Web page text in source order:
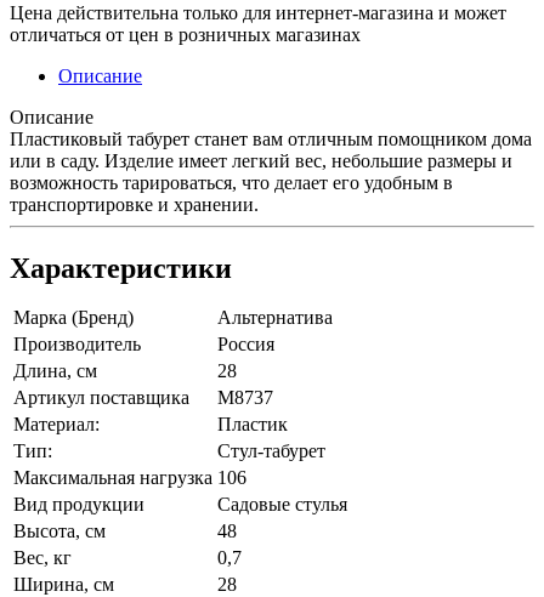
Цена действительна только для интернет-магазина и может
отличаться от цен в розничных магазинах
Описание
Описание
Пластиковый табурет станет вам отличным помощником дома
или в саду. Изделие имеет легкий вес, небольшие размеры и
возможность тарироваться, что делает его удобным в
транспортировке и хранении.
Характеристики
Марка (Бренд)
Альтернатива
Производитель
Россия
Длина, см
28
Артикул поставщика
М8737
Материал:
Пластик
Тип:
Стул-табурет
Максимальная нагрузка 106
Вид продукции
Садовые стулья
Высота, см
48
Вес, кг
0,7
Ширина, см
28